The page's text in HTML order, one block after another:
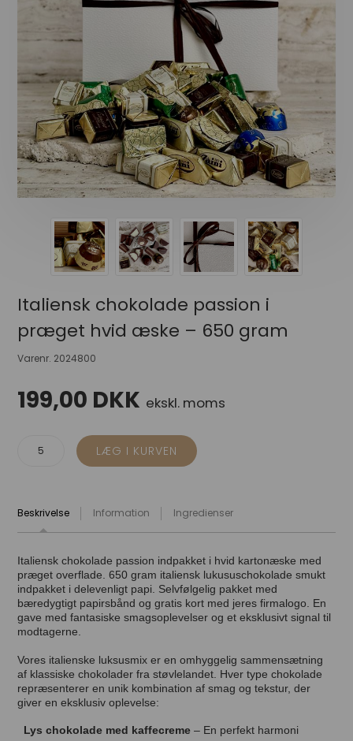
Italiensk chokolade passion i
præget hvid æske – 650 gram
Varenr. 2024800
199,00 DKK ekskl. moms
Beskrivelse Information Ingredienser
Italiensk chokolade passion indpakket i hvid kartonæske med
præget overflade. 650 gram italiensk lukususchokolade smukt
indpakket i delevenligt papi. Selvfølgelig pakket med
bæredygtigt papirsbånd og gratis kort med jeres firmalogo. En
gave med fantasiske smagsoplevelser og et eksklusivt signal til
modtagerne.
Vores italienske luksusmix er en omhyggelig sammensætning
af klassiske chokolader fra støvlelandet. Hver type chokolade
repræsenterer en unik kombination af smag og tekstur, der
giver en eksklusiv oplevelse:
Lys chokolade med kaffecreme – En perfekt harmoni